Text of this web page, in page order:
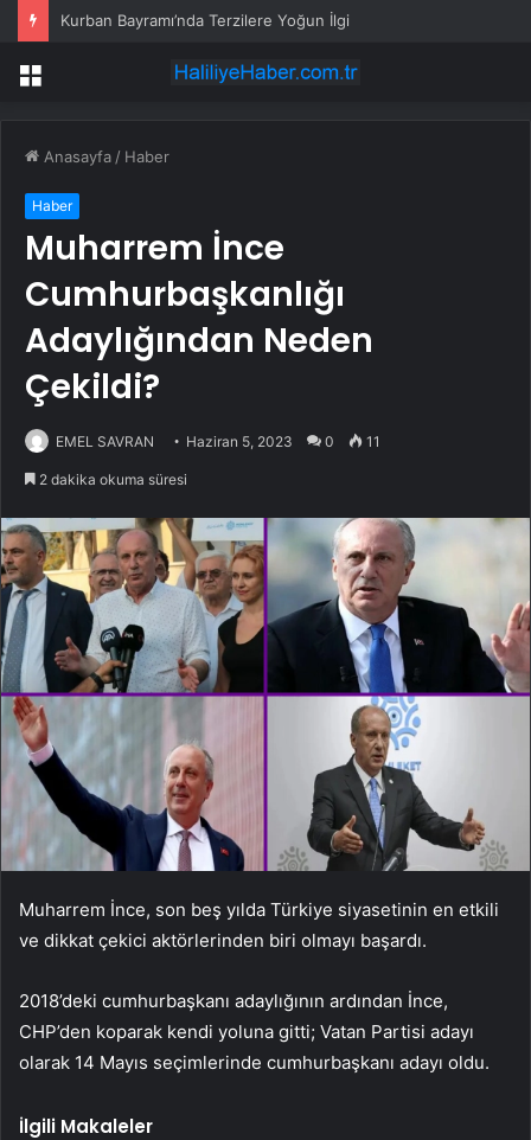
Kurban Bayramı’nda Terzilere Yoğun İlgi
Menü
Anasayfa / Haber
Haber
Muharrem İnce
Cumhurbaşkanlığı
Adaylığından Neden
Çekildi?
EMEL SAVRAN Haziran 5, 2023 0 11
2 dakika okuma süresi
Muharrem İnce, son beş yılda Türkiye siyasetinin en etkili
ve dikkat çekici aktörlerinden biri olmayı başardı.
2018’deki cumhurbaşkanı adaylığının ardından İnce,
CHP’den koparak kendi yoluna gitti; Vatan Partisi adayı
olarak 14 Mayıs seçimlerinde cumhurbaşkanı adayı oldu.
İlgili Makaleler